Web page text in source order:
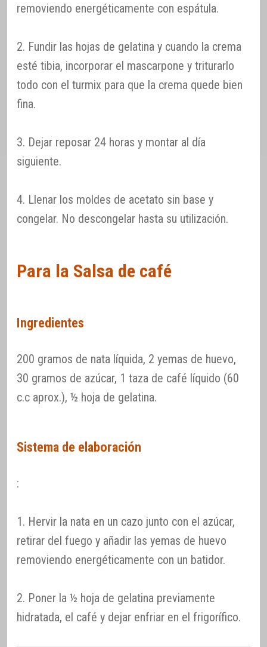
removiendo energéticamente con espátula.
2. Fundir las hojas de gelatina y cuando la crema
esté tibia, incorporar el mascarpone y triturarlo
todo con el turmix para que la crema quede bien
fina.
3. Dejar reposar 24 horas y montar al día
siguiente.
4. Llenar los moldes de acetato sin base y
congelar. No descongelar hasta su utilización.
Para la Salsa de café
Ingredientes
200 gramos de nata líquida, 2 yemas de huevo,
30 gramos de azúcar, 1 taza de café líquido (60
c.c aprox.), ½ hoja de gelatina.
Sistema de elaboración
:
1. Hervir la nata en un cazo junto con el azúcar,
retirar del fuego y añadir las yemas de huevo
removiendo energéticamente con un batidor.
2. Poner la ½ hoja de gelatina previamente
hidratada, el café y dejar enfriar en el frigorífico.